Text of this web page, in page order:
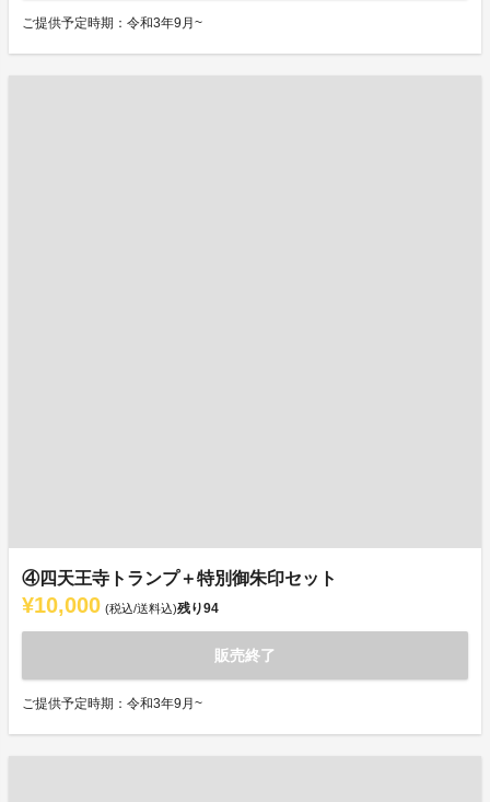
ご提供予定時期：令和3年9月~
④四天王寺トランプ＋特別御朱印セット
¥10,000 (税込/送料込)残り94
販売終了
ご提供予定時期：令和3年9月~